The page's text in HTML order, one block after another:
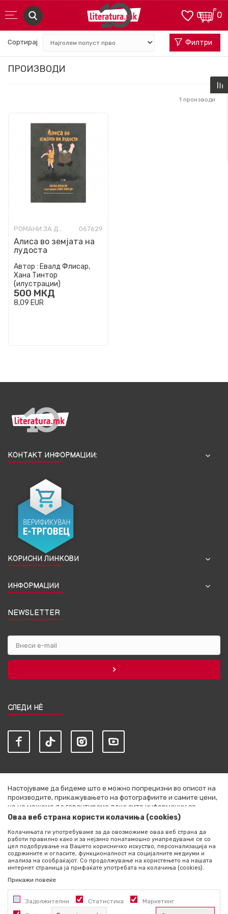
0
0
ПРОИЗВОДИ
Сортирај Филтри
1 производи
РОМАНИ ЗА ДЕЦА 067629
Алиса во земјата на
лудоста
Автор : Евалд Флисар,
Хана Тинтор
(илустрации)
500 МКД
8,09 EUR
КОНТАКТ ИНФОРМАЦИИ:
КОРИСНИ ЛИНКОВИ
ИНФОРМАЦИИ
NEWSLETTER
СЛЕДИ НЀ
Настојуваме да бидеме што е можно попрецизни во описот на
производите, прикажувањето на фотографиите и самите цени,
но не можеме да гарантираме дека сите информации се
комплетни и без грешки. Сите артикли прикажани на сајтот се
секој момент. Расположливоста на производите можете да ја
проверите со повик на +389 76 444 490
©2026 literatura.mk, Изработено одNB SOFT. Сите права
задржани.
Оваа веб страна користи колачиња (cookies)
Колачињата ги употребуваме за да овозможиме оваа веб страна да
работи правилно како и за нејзино понатамошно унапредување се со
цел подобрување на Вашето корисничко искуство, персонализација на
содржините и огласите, функционалност на социјалните медиуми и
анализа на сообраќајот. Со продолжување на користењето на нашата
интернет страница ја прифаќате употребата на колачиња (cookies).
Прикажи повеќе
Задолжителни Статистика Маркетинг